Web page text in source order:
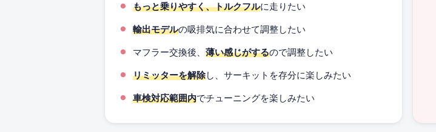
もっと乗りやすく、トルクフルに走りたい
輸出モデルの吸排気に合わせて調整したい
マフラー交換後、 薄い感じがするので調整したい
リミッターを解除し、サーキットを存分に楽しみたい
車検対応範囲内でチューニングを楽しみたい